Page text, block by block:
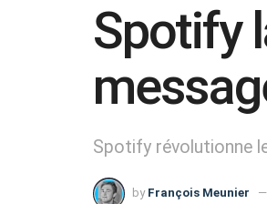
Spotify
Spotify révolutionne
by François Meunier